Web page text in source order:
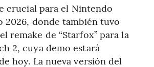
crucial para el Nintendo
2026, donde también tuvo
remake de “Starfox” para la
2, cuya demo estará
hoy. La nueva versión del